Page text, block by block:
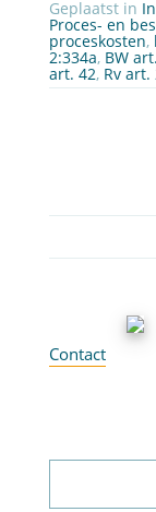
Geplaatst in
Proces- en
proceskosten,
2:334a, BW
art. 42, Rv art.
Contact